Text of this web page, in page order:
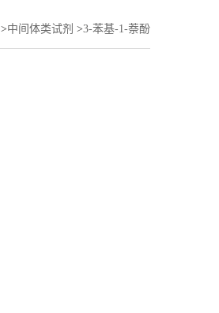
>中间体类试剂 >3-苯基-1-萘酚